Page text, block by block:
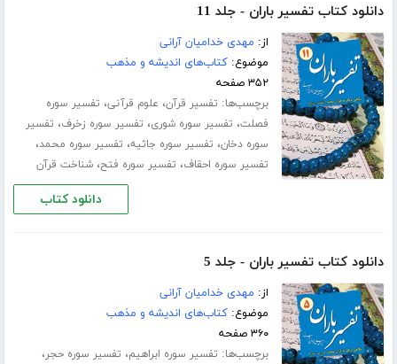
دانلود کتاب تفسیر باران - جلد 11
از: مهدی خدامیان آرانی
موضوع:کتاب‌های اندیشه و مذهب
۳۵۲ صفحه
برچسب‌ها: تفسیر قرآن، علوم قرآنی، تفسیر سوره
فصلت، تفسیر سوره شورى، تفسیر سوره زخرف، تفسیر
سوره دخان، تفسیر سوره جاثیه، تفسیر سوره محمد،
تفسیر سوره احقاف، تفسیر سوره فتح،شناخت قرآن
دانلود کتاب
دانلود کتاب تفسیر باران - جلد 5
از: مهدی خدامیان آرانی
موضوع:کتاب‌های اندیشه و مذهب
۳۶۰ صفحه
برچسب‌ها: تفسیر سوره ابراهیم، تفسیر سوره حجر،